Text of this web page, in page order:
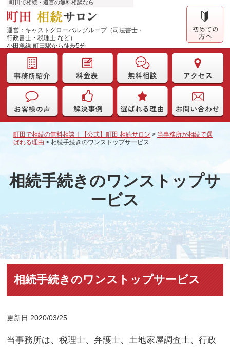
町田で相続・遺言の無料相談なら
運営：キャストグローバル グループ（司法書士・
行政書士・税理士 など）
小田急線 町田駅から徒歩5分
町田で相続の無料相談｜【公式】町田 相続サロン > 当事務所が相続で選
ばれる理由 >相続手続きのワンストップサービス
相続手続きのワンストップサ
ービス
相続手続きのワンストップサービス
更新日:2020/03/25
当事務所は、税理士、弁護士、土地家屋調査士、行政